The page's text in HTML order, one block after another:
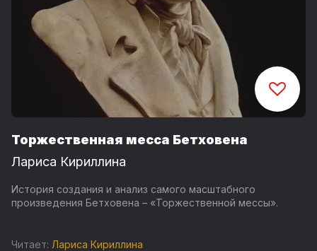
Торжественная месса Бетховена
Лариса Кириллина
История создания и анализ самого масштабного
произведения Бетховена – «Торжественной мессы».
Читает: Лариса Кириллина